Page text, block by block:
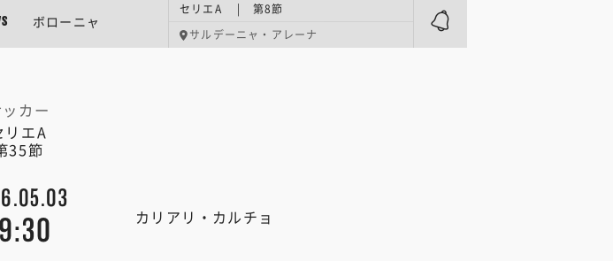
ボローニャ
セリエA | 第8節
サルデーニャ・アレーナ
カー
リエA
35節
カリアリ・カルチョ